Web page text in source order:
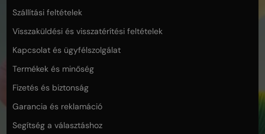
Szállítási feltételek
Visszaküldési és visszatérítési feltételek
Kapcsolat és ügyfélszolgálat
Termékek és minőség
Fizetés és biztonság
Garancia és reklamáció
Segítség a választáshoz